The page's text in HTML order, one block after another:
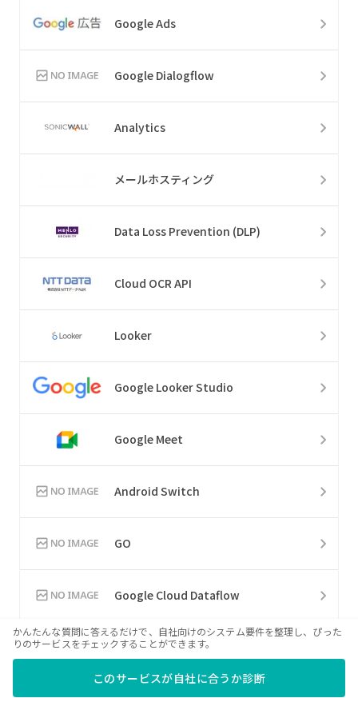
Google Ads
Google Dialogflow
Analytics
メールホスティング
Data Loss Prevention (DLP)
Cloud OCR API
Looker
Google Looker Studio
Google Meet
Android Switch
GO
Google Cloud Dataflow
Google レンズ
Google 音声文字変換
かんたんな質問に答えるだけで、自社向けのシステム要件を整理し、ぴった
りのサービスをチェックすることができます。
このサービスが自社に合うか診断